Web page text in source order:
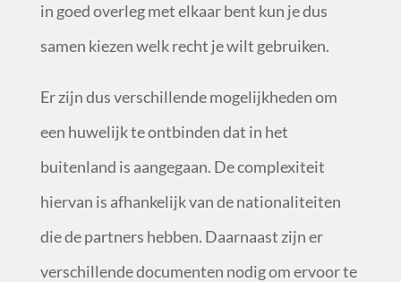
in goed overleg met elkaar bent kun je dus
samen kiezen welk recht je wilt gebruiken.
Er zijn dus verschillende mogelijkheden om
een huwelijk te ontbinden dat in het
buitenland is aangegaan. De complexiteit
hiervan is afhankelijk van de nationaliteiten
die de partners hebben. Daarnaast zijn er
verschillende documenten nodig om ervoor te